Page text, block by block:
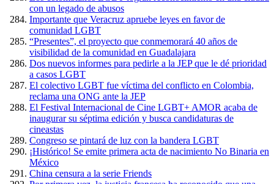
con un legado de abusos
Importante que Veracruz apruebe leyes en favor de
comunidad LGBT
“Presentes”, el proyecto que conmemorará 40 años de
visibilidad de la comunidad en Guadalajara
Dos nuevos informes para pedirle a la JEP que le dé prioridad
a casos LGBT
El colectivo LGBT fue víctima del conflicto en Colombia,
reclama una ONG ante la JEP
El Festival Internacional de Cine LGBT+ AMOR acaba de
inaugurar su séptima edición y busca candidaturas de
cineastas
Congreso se pintará de luz con la bandera LGBT
¡Histórico! Se emite primera acta de nacimiento No Binaria en
México
China censura a la serie Friends